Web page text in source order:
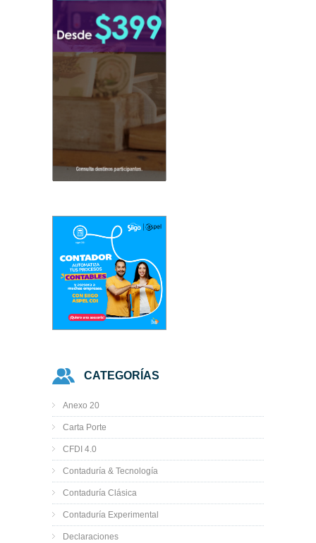
CATEGORÍAS
Anexo 20
Carta Porte
CFDI 4.0
Contaduría & Tecnología
Contaduría Clásica
Contaduría Experimental
Declaraciones